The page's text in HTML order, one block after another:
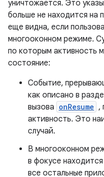
уничтожается. Это
больше не находится на
еще видна, если
многооконном режиме.
по которым активность
состояние:
Событие,
как описано в
вызова onResume ,
активность. Это
случай.
В многооконном
в фокусе
все остальные